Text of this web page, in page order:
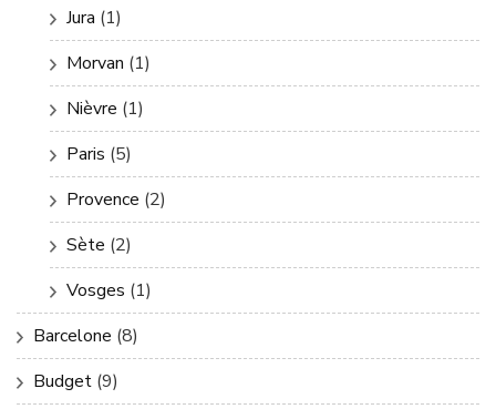
Jura (1)
Morvan (1)
Nièvre (1)
Paris (5)
Provence (2)
Sète (2)
Vosges (1)
Barcelone (8)
Budget (9)